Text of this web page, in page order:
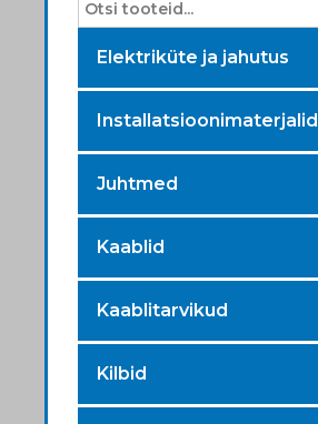
Elektriküte ja jahutus
Installatsioonimaterjalid
Juhtmed
Kaablid
Kaablitarvikud
Kilbid